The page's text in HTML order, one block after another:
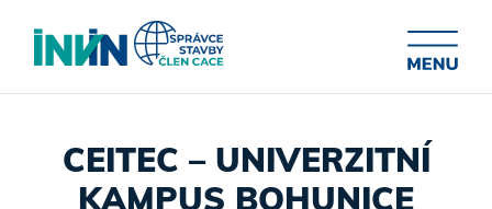
CEITEC – UNIVERZITNÍ
KAMPUS BOHUNICE